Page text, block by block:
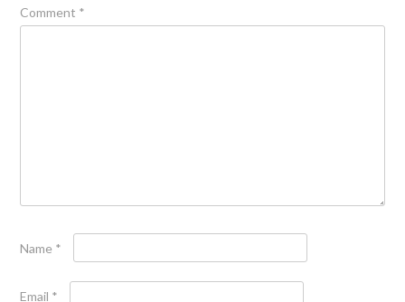
Comment *
Name *
Email *